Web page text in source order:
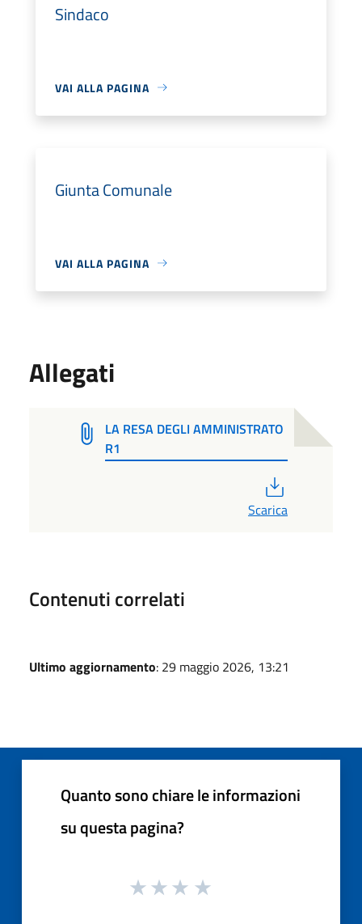
Sindaco
VAI ALLA PAGINA
Giunta Comunale
VAI ALLA PAGINA
Allegati
LA RESA DEGLI AMMINISTRATO
R1
Scarica
Contenuti correlati
Ultimo aggiornamento: 29 maggio 2026, 13:21
Quanto sono chiare le informazioni
su questa pagina?